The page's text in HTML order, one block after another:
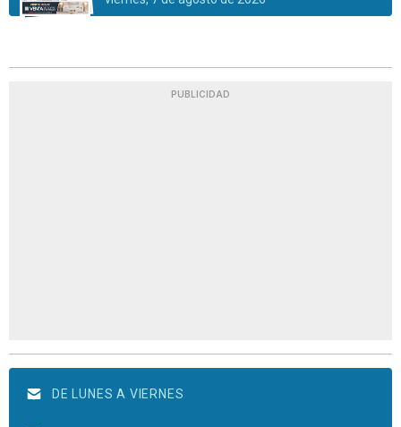
PUBLICIDAD
DE LUNES A VIERNES